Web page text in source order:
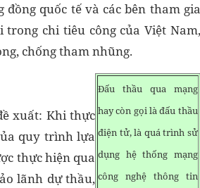
quốc tế và các bên tham gia
chi tiêu công của Việt Nam,
chống tham nhũng.
Đấu thầu qua mạng
hay còn gọi là đấu thầu
điện tử, là quá trình sử
dụng hệ thống mạng
công nghệ thông tin
xuất: Khi thực
quy trình lựa
thực hiện qua
lãnh dự thầu,